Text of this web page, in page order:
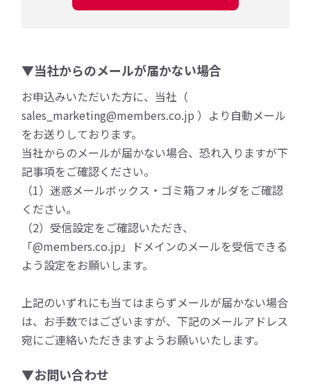
▼当社からのメールが届かない場合
お申込みいただいた方に、当社（
sales_marketing@members.co.jp ）より自動メール
をお送りしております。
当社からのメールが届かない場合、恐れ入りますが下
記事項をご確認ください。
（1）迷惑メールボックス・ゴミ箱フォルダをご確認
ください。
（2）受信設定をご確認いただき、
「@members.co.jp」ドメインのメールを受信できる
よう設定をお願いします。
上記のいずれにも当てはまらずメールが届かない場合
は、お手数ではございますが、下記のメールアドレス
宛にご連絡いただきますようお願いいたします。
▼お問い合わせ